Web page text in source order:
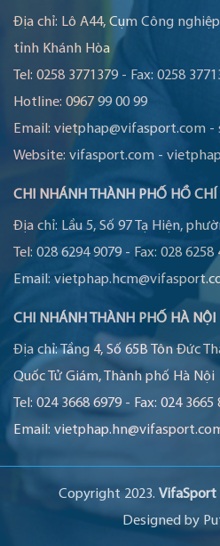
Địa chỉ: Lô A44, Cụm Công
tỉnh Khánh Hòa
Tel: 0258 3771379 - Fax: 0258
Hotline: 0967 99 00 99
Email: vietphap@vifasport.com -
Website: vifasport.com -
CHI NHÁNH THÀNH PHỐ HỒ CHÍ
Địa chỉ: Lầu 5, Số 97 Tạ Hiện,
Tel: 028 6294 9079- Fax: 028 6258
Email:
CHI NHÁNH THÀNH PHỐ HÀ NỘI
Địa chỉ:Tầng 4, Số 65B Tôn Đức
Quốc Tử Giám, Thành phố Hà Nội
Tel: 024 3668 6979- Fax: 024 3665
Email:
Copyright 2023. VifaSport
Designed by